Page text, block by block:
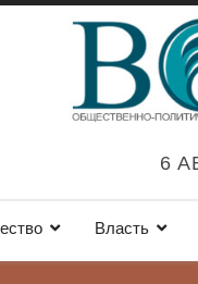
6
Власть